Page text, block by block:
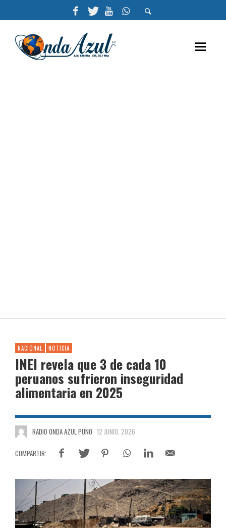
NACIONAL NOTICIA
INEI revela que 3 de cada 10
peruanos sufrieron inseguridad
alimentaria en 2025
RADIO ONDA AZUL PUNO 12 JUNIO, 2026